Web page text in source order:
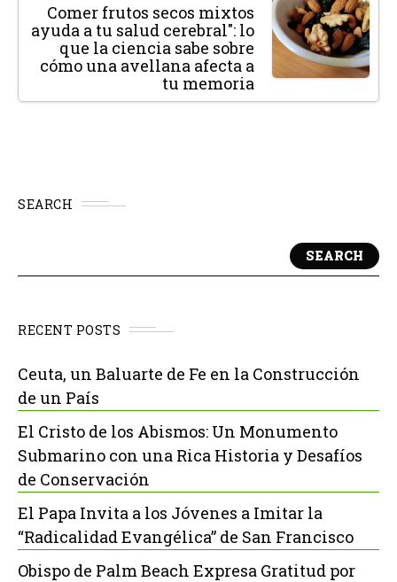
Comer frutos secos mixtos
ayuda a tu salud cerebral": lo
que la ciencia sabe sobre
cómo una avellana afecta a
tu memoria
SEARCH
SEARCH
RECENT POSTS
Ceuta, un Baluarte de Fe en la Construcción
de un País
El Cristo de los Abismos: Un Monumento
Submarino con una Rica Historia y Desafíos
de Conservación
El Papa Invita a los Jóvenes a Imitar la
“Radicalidad Evangélica” de San Francisco
Obispo de Palm Beach Expresa Gratitud por